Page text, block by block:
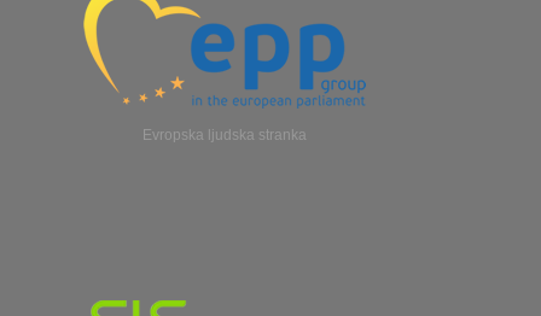
Evropska ljudska stranka